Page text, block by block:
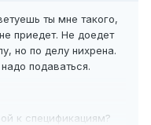
ты мне такого,
приедет. Не доедет
но по делу нихрена.
подаваться.
к спецификациям?